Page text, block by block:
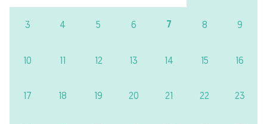
3 4 5 6 7 8 9
10 11 12 13 14 15 16
17 18 19 20 21 22 23